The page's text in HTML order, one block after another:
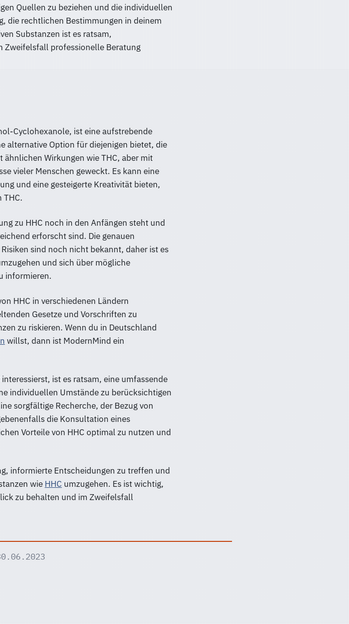
Quellen zu beziehen und die individuellen
die rechtlichen Bestimmungen in deinem
Substanzen ist es ratsam,
Zweifelsfall professionelle Beratung
Cyclohexanole, ist eine aufstrebende
alternative Option für diejenigen bietet, die
Wirkungen wie THC, aber mit
vieler Menschen geweckt. Es kann eine
und eine gesteigerte Kreativität bieten,
THC.
zu HHC noch in den Anfängen steht und
erforscht sind. Die genauen
sind noch nicht bekannt, daher ist es
und sich über mögliche
informieren.
HHC in verschiedenen Ländern
Gesetze und Vorschriften zu
zu riskieren. Wenn du in Deutschland
willst, dann ist ModernMind ein
ist es ratsam, eine umfassende
individuellen Umstände zu berücksichtigen
sorgfältige Recherche, der Bezug von
die Konsultation eines
Vorteile von HHC optimal zu nutzen und
informierte Entscheidungen zu treffen und
wie HHC umzugehen. Es ist wichtig,
zu behalten und im Zweifelsfall